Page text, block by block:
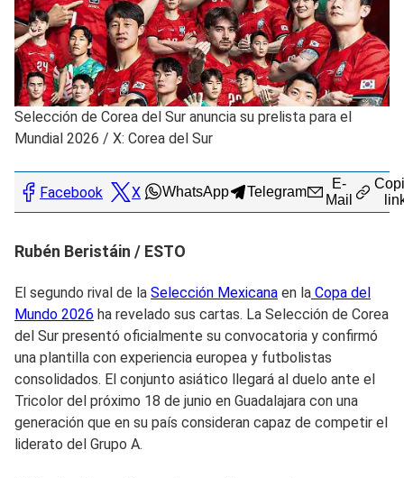
Selección de Corea del Sur anuncia su prelista para el
Mundial 2026 / X: Corea del Sur
Facebook X WhatsApp Telegram
E-
Mail
Rubén Beristáin / ESTO
El segundo rival de la Selección Mexicana en la Copa del
Mundo 2026 ha revelado sus cartas. La Selección de Corea
del Sur presentó oficialmente su convocatoria y confirmó
una plantilla con experiencia europea y futbolistas
consolidados. El conjunto asiático llegará al duelo ante el
Tricolor del próximo 18 de junio en Guadalajara con una
generación que en su país consideran capaz de competir el
liderato del Grupo A.